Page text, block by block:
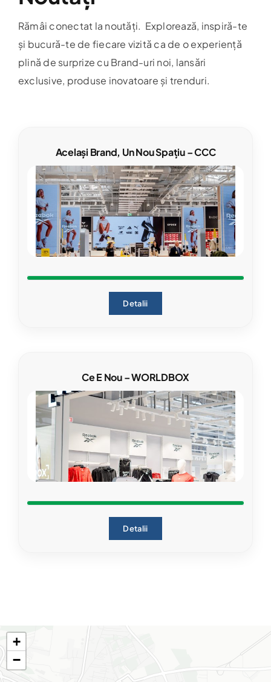
Rămâi conectat la noutăți. Explorează, inspiră-te
și bucură-te de fiecare vizită ca de o experiență
plină de surprize cu Brand-uri noi, lansări
exclusive, produse inovatoare și trenduri.
Același Brand, Un Nou Spațiu – CCC
Detalii
Ce E Nou – WORLDBOX
Detalii
+
−